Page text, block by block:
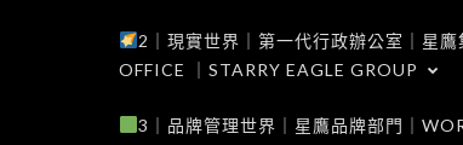
2｜現實世界｜第一代行政辦公室｜星
OFFICE ｜STARRY EAGLE GROUP
3｜品牌管理世界｜星鷹品牌部門｜